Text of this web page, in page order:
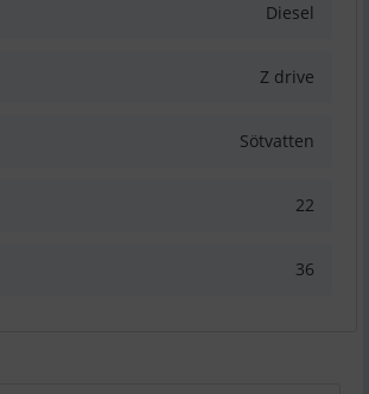
Diesel
Z drive
Sötvatten
22
36